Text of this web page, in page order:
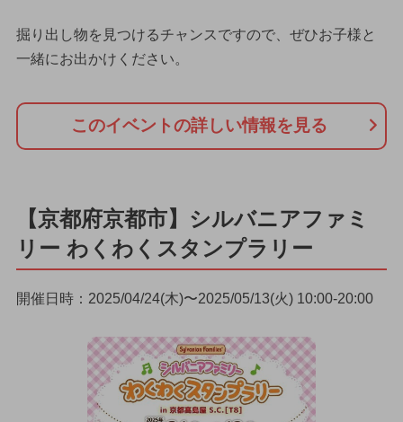
掘り出し物を見つけるチャンスですので、ぜひお子様と
一緒にお出かけください。
このイベントの詳しい情報を見る
【京都府京都市】シルバニアファミ
リー わくわくスタンプラリー
開催日時：2025/04/24(木)〜2025/05/13(火) 10:00-20:00